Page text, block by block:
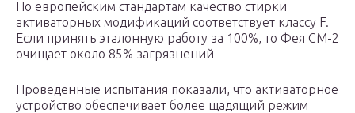
По европейским стандартам качество стирки
активаторных модификаций соответствует классу F.
Если принять эталонную работу за 100%, то Фея СМ-2
очищает около 85% загрязнений
Проведенные испытания показали, что активаторное
устройство обеспечивает более щадящий режим